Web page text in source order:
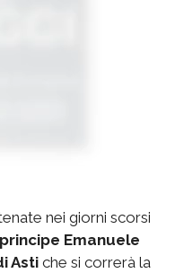
nei giorni scorsi
principe Emanuele
Asti che si correrà la